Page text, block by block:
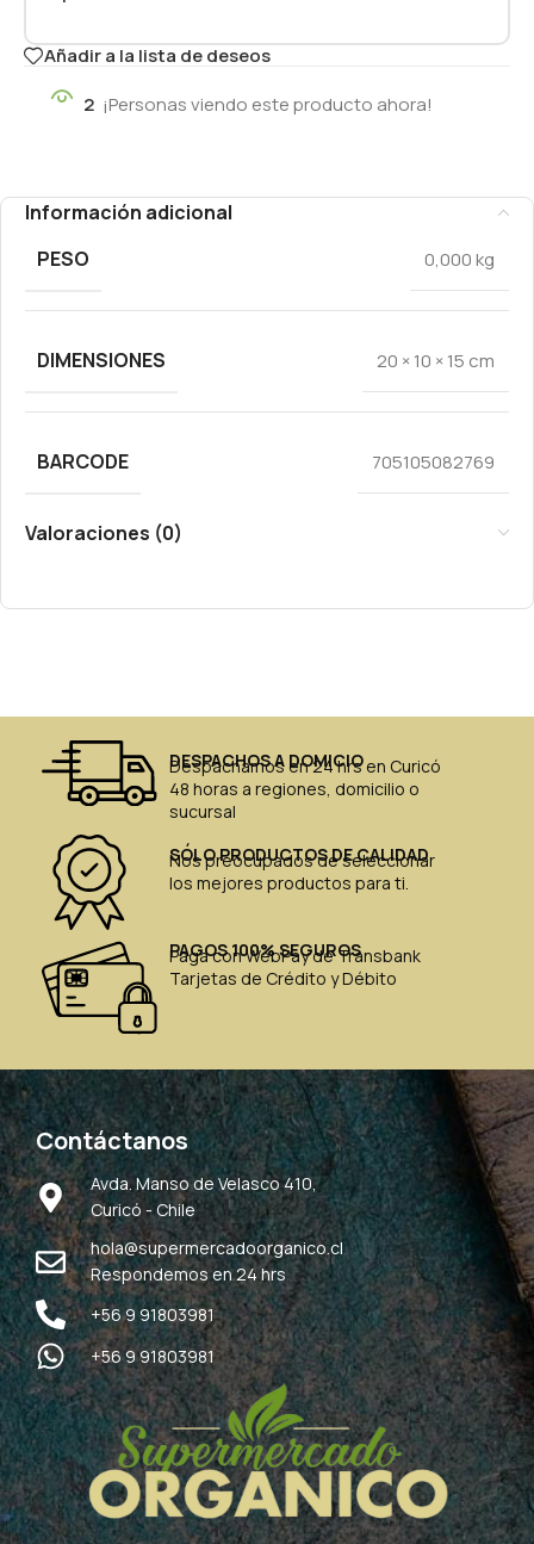
Añadir a la lista de deseos
2 ¡Personas viendo este producto ahora!
Información adicional
PESO
0,000 kg
DIMENSIONES 20 × 10 × 15 cm
BARCODE 705105082769
Valoraciones (0)
DESPACHOS A DOMICIO
Despachamos en 24 hrs en Curicó
48 horas a regiones, domicilio o
sucursal
SÓLO PRODUCTOS DE CALIDAD
Nos preocupados de seleccionar
los mejores productos para ti.
PAGOS 100% SEGUROS
Paga con WebPay de Transbank
Tarjetas de Crédito y Débito
Contáctanos
Avda. Manso de Velasco 410,
Curicó - Chile
hola@supermercadoorganico.cl
Respondemos en 24 hrs
+56 9 91803981
+56 9 91803981